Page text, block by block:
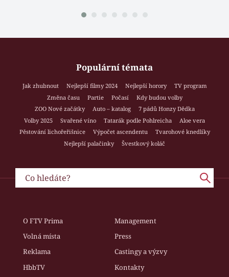
Populární témata
Jak zhubnout Nejlepší filmy 2024 Nejlepší horory
TV program
Změna času
Partie Počasí
Kdy budou volby
ZOO Nové začátky
Auto – katalog
7 pádů Honzy Dědka
Volby 2025
Svařené víno Tatarák podle Pohlreicha
Aloe vera
Pěstování lichořeřišnice
Výpočet ascendentu
Tvarohové knedlíky
Nejlepší palačinky
Švestkový koláč
O FTV Prima
Management
Volná místa
Press
Reklama
Castingy a výzvy
HbbTV
Kontakty